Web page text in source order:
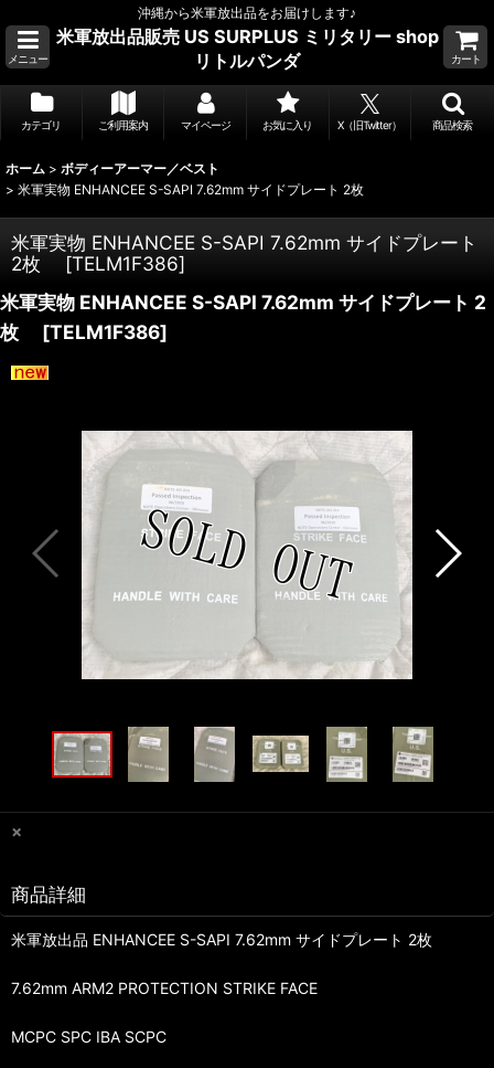
沖縄から米軍放出品をお届けします♪
メニュー
米軍放出品販売 US SURPLUS ミリタリー shop
リトルパンダ
カート
カテゴリ ご利用案内 マイページ お気に入り X（旧Twitter） 商品検索
ホーム > ボディーアーマー／ベスト
> 米軍実物 ENHANCEE S-SAPI 7.62mm サイドプレート 2枚
米軍実物 ENHANCEE S-SAPI 7.62mm サイドプレート
2枚
[TELM1F386]
米軍実物 ENHANCEE S-SAPI 7.62mm サイドプレート 2
枚
[TELM1F386]
×
商品詳細
米軍放出品 ENHANCEE S-SAPI 7.62mm サイドプレート 2枚
7.62mm ARM2 PROTECTION STRIKE FACE
MCPC SPC IBA SCPC